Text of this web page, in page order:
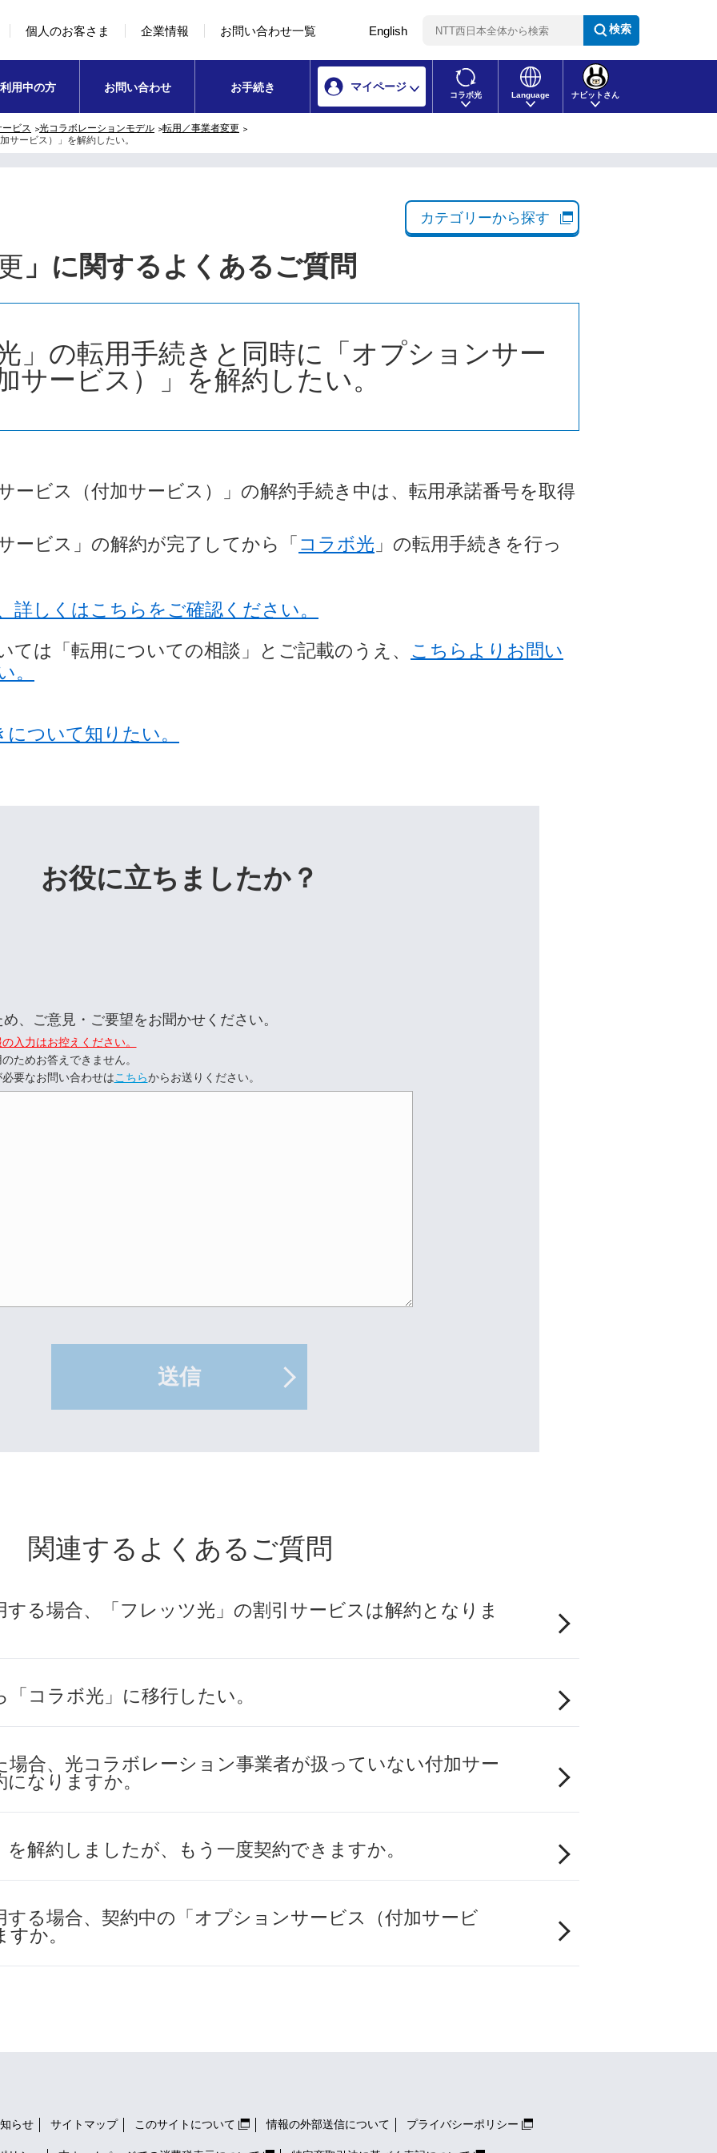
コンテンツのリンクナビゲーションへ移動
個人のお客さま 企業情報 お問い合わせ一覧 English 検索
用中の方 お問い合わせ お手続き マイページ
コラボ光 Language ナビットさん
ビス 光コラボレーションモデル
転用／事業者変更
サービス）」を解約したい。
カテゴリーから探す
」に関するよくあるご質問
」の転用手続きと同時に「オプションサー
サービス）」を解約したい。
ービス（付加サービス）」の解約手続き中は、転用承諾番号を取得
ービス」の解約が完了してから「 コラボ光 」の転用手続きを行っ
詳しくはこちらをご確認ください。
ては「転用についての相談」とご記載のうえ、 こちらよりお問い
。
ついて知りたい。
お役に立ちましたか？
、ご意見・ご要望をお聞かせください。
入力はお控えください。
ためお答えできません。
要なお問い合わせはこちらからお送りください。
送信
関連するよくあるご質問
する場合、「フレッツ光」の割引サービスは解約となりま
コラボ光」に移行したい。
場合、光コラボレーション事業者が扱っていない付加サー
なりますか。
解約しましたが、もう一度契約できますか。
する場合、契約中の「オプションサービス（付加サービ
か。
らせ サイトマップ このサイトについて 情報の外部送信について プライバシーポリシー